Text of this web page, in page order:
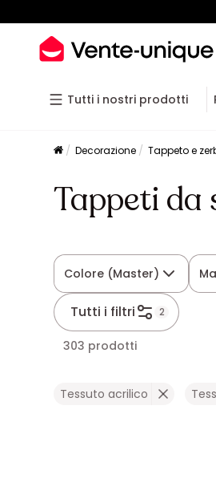
Tutti i nostri prodotti
Decorazione Tappeto e
Tappeti
Colore (Master)
Tutti i filtri 2
303 prodotti
Tessuto acrilico